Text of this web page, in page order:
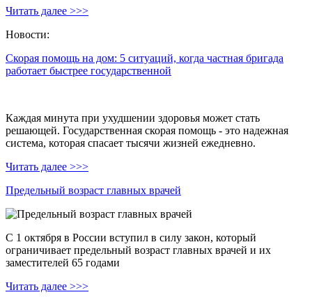
Читать далее >>>
Новости:
Скорая помощь на дом: 5 ситуаций, когда частная бригада
работает быстрее государственной
Каждая минута при ухудшении здоровья может стать
решающей. Государственная скорая помощь - это надежная
система, которая спасает тысячи жизней ежедневно.
Читать далее >>>
Предельный возраст главных врачей
С 1 октября в России вступил в силу закон, который
ограничивает предельный возраст главных врачей и их
заместителей 65 годами
Читать далее >>>